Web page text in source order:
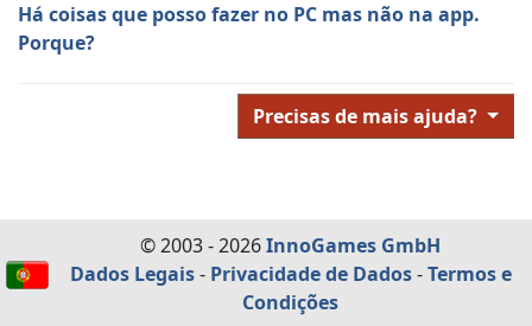
Há coisas que posso fazer no PC mas não na app.
Porque?
Precisas de mais ajuda?
© 2003 - 2026InnoGames GmbH
Dados Legais- Privacidade de Dados-Termos e
Condições